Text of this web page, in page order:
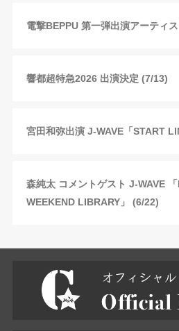
電撃BEPPU 第一弾出演アーティ
響都超特急2026 出演決定 (7/13)
宮田和弥出演 J-WAVE「START
森純太 コメントゲスト J-WAVE
WEEKEND LIBRARY」 (6/22)